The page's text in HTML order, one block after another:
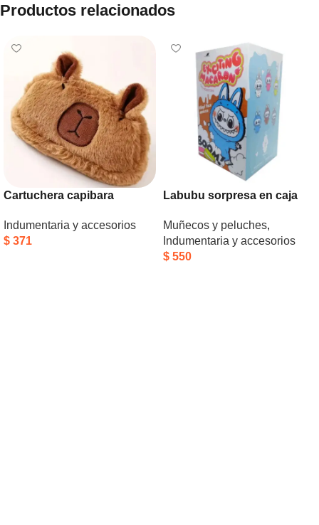
Productos relacionados
Cartuchera capibara
Indumentaria y accesorios
$ 371
Labubu sorpresa en caja
Muñecos y peluches,
Indumentaria y accesorios
$ 550